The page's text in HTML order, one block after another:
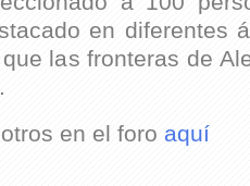
en diferentes
las fronteras de
en el foro aquí